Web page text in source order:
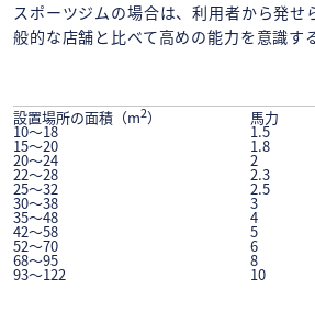
スポーツジムの場合は、利用者から発せ
般的な店舗と比べて高めの能力を意識す
設置場所の面積（m2） 馬力
10～18 1.5
15～20 1.8
20～24 2
22～28 2.3
25～32 2.5
30～38 3
35～48 4
42～58 5
52～70 6
68～95 8
93～122 10